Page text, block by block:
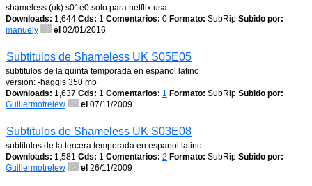
shameless (uk) s01e0 solo para netflix usa
Downloads: 1,644 Cds: 1 Comentarios: 0 Formato: SubRip Subido por:
manuely
el 02/01/2016
Subtitulos de Shameless UK S05E05
subtitulos de la quinta temporada en espanol latino
version: -haggis 350 mb
Downloads: 1,637 Cds: 1 Comentarios: 1 Formato: SubRip Subido por:
Guillermotrelew
el 07/11/2009
Subtitulos de Shameless UK S03E08
subtitulos de la tercera temporada en espanol latino
Downloads: 1,581 Cds: 1 Comentarios: 2 Formato: SubRip Subido por:
Guillermotrelew
el 26/11/2009